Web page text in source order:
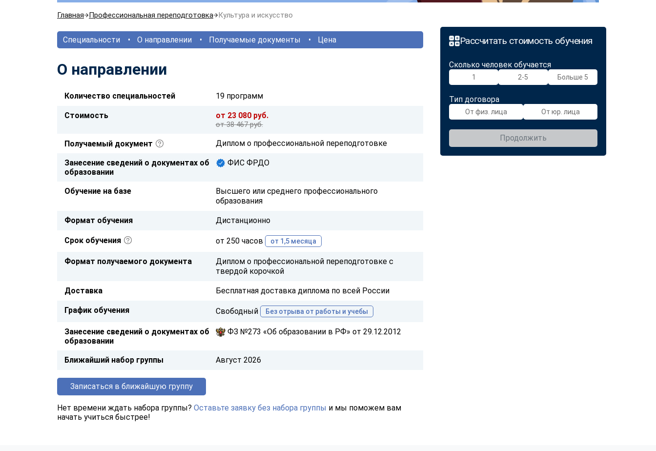
Главная Профессиональная переподготовка Культура и искусство
Рассчитать стоимость обучения
Сколько человек обучается
1 2-5 Больше 5
Тип договора
От физ. лица От юр. лица
Продолжить
Специальности О направлении Получаемые документы Цена
О направлении
Количество специальностей 19 программ
Стоимость от 23 080 руб.
от 38 467 руб.
Получаемый документ Диплом о профессиональной переподготовке
Занесение сведений о документах об
образовании
ФИС ФРДО
Обучение на базе
Высшего или среднего профессионального
образования
Формат обучения Дистанционно
Срок обучения от 250 часов от 1,5 месяца
Формат получаемого документа
Диплом о профессиональной переподготовке с
твердой корочкой
Доставка Бесплатная доставка диплома по всей России
График обучения Свободный Без отрыва от работы и учебы
Занесение сведений о документах об
образовании
ФЗ №273 «Об образовании в РФ» от 29.12.2012
Ближайший набор группы Август 2026
Записаться в ближайшую группу
Нет времени ждать набора группы? Оставьте заявку без набора группы и мы поможем вам
начать учиться быстрее!